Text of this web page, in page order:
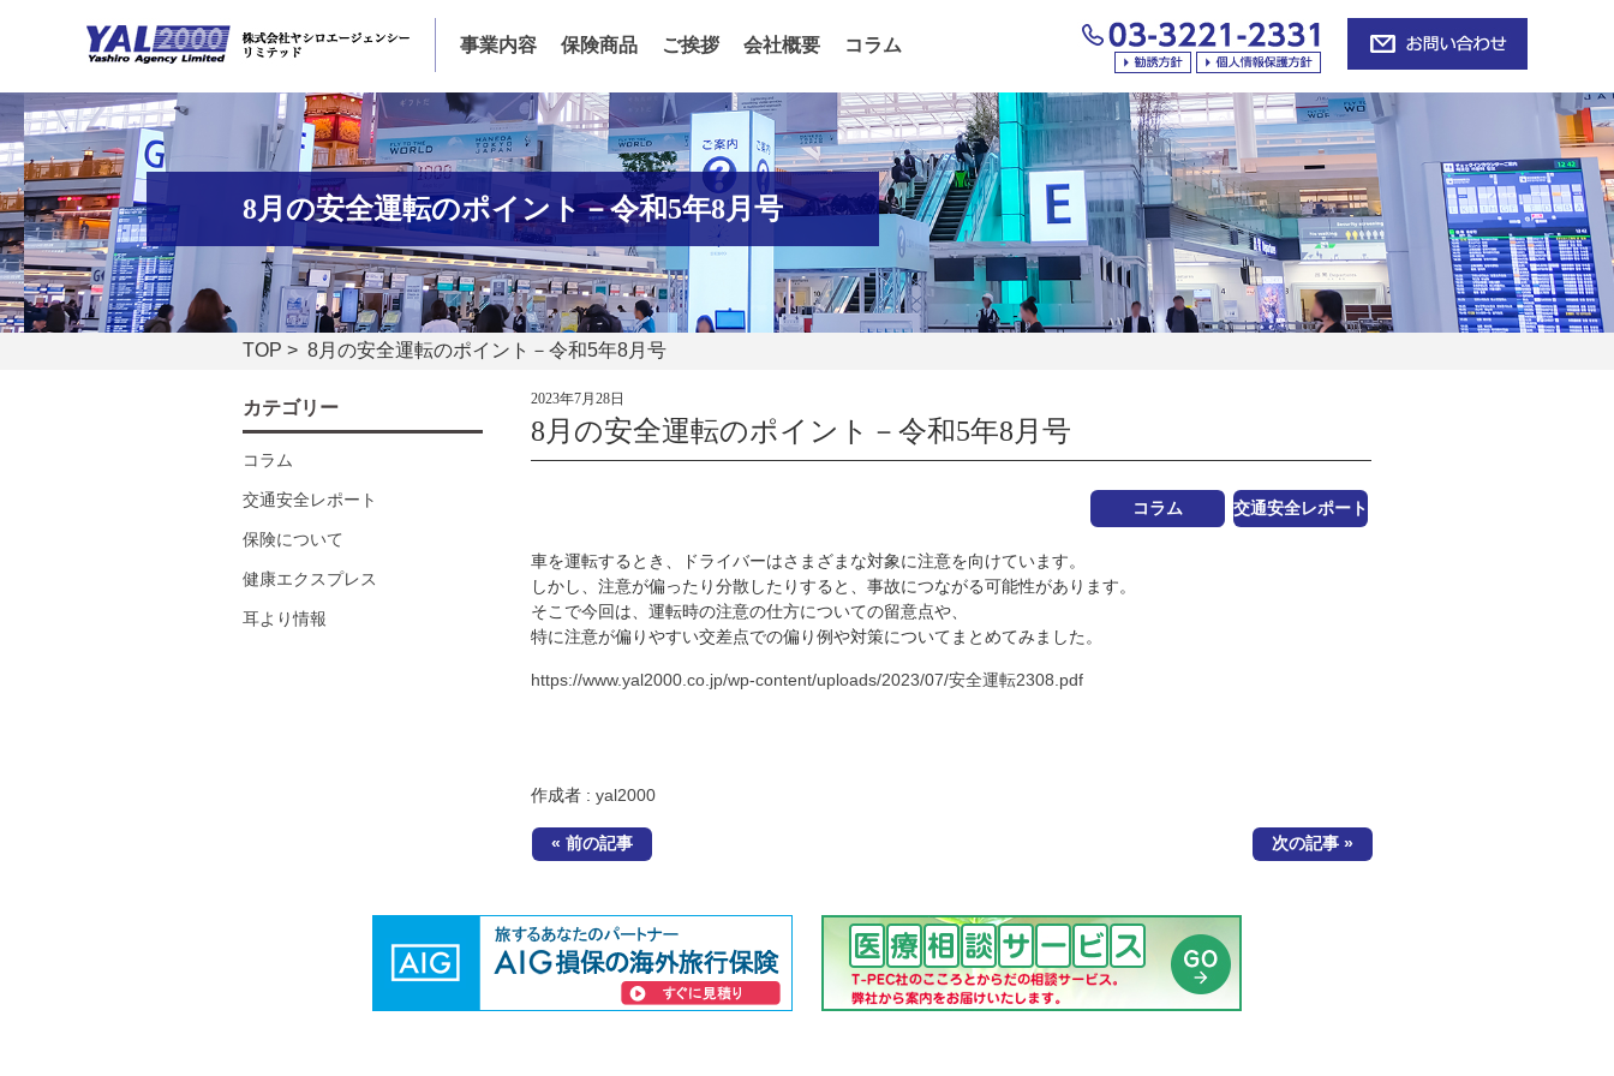
事業内容 保険商品 ご挨拶 会社概要 コラム
8月の安全運転のポイント－令和5年8月号
TOP > 8月の安全運転のポイント－令和5年8月号
2023年7月28日
8月の安全運転のポイント－令和5年8月号
コラム 交通安全レポート
車を運転するとき、ドライバーはさまざまな対象に注意を向けています。
しかし、注意が偏ったり分散したりすると、事故につながる可能性があります。
そこで今回は、運転時の注意の仕方についての留意点や、
特に注意が偏りやすい交差点での偏り例や対策についてまとめてみました。
https://www.yal2000.co.jp/wp-content/uploads/2023/07/安全運転2308.pdf
作成者 : yal2000
« 前の記事 次の記事 »
カテゴリー
コラム
交通安全レポート
保険について
健康エクスプレス
耳より情報